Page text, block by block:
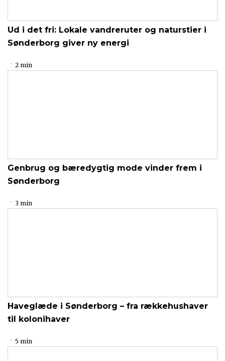
Ud i det fri: Lokale vandreruter og naturstier i
Sønderborg giver ny energi
2 min
Genbrug og bæredygtig mode vinder frem i
Sønderborg
3 min
Haveglæde i Sønderborg – fra rækkehushaver
til kolonihaver
5 min